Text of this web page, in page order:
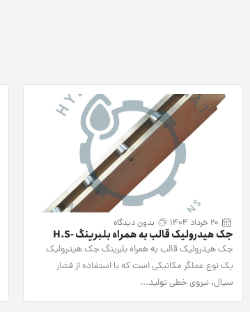
20 خرداد 1404 بدون دیدگاه
جک هیدرولیک قالب به همراه بلبرینگ H.S-
517H
جک هیدرولیک قالب به همراه بلبرینگ جک هیدرولیک
یک نوع عملگر مکانیکی است که با استفاده از فشار
سیال، نیروی خطی تولید...